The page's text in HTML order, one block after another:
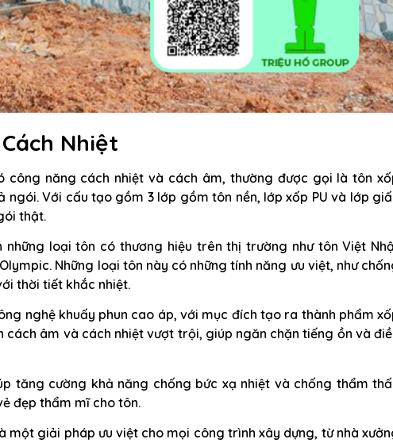
Nhiệt
công năng cách nhiệt và cách âm, thường được gọi là tôn
Với cấu tạo gồm 3 lớp gồm tôn nền, lớp xốp PU và lớp
thật.
loại tôn có thương hiệu trên thị trường như tôn Việt
Olympic. Những loại tôn này có những tính năng ưu việt, như
thời tiết khắc nhiệt.
nghệ khuấy phun cao áp, với mục đích tạo ra thành phẩm
cách âm và cách nhiệt vượt trội, giúp ngăn chặn tiếng ồn và
tăng cường khả năng chống bức xạ nhiệt và chống thẩm
đẹp thẩm mĩ cho tôn.
một giải pháp ưu việt cho mọi công trình xây dựng, từ nhà